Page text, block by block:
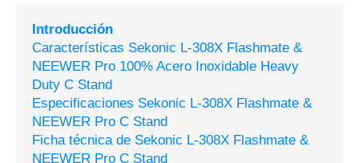
Introducción
Características Sekonic L-308X Flashmate &
NEEWER Pro 100% Acero Inoxidable Heavy
Duty C Stand
Especificaciones Sekonic L-308X Flashmate &
NEEWER Pro C Stand
Ficha técnica de Sekonic L-308X Flashmate &
NEEWER Pro C Stand